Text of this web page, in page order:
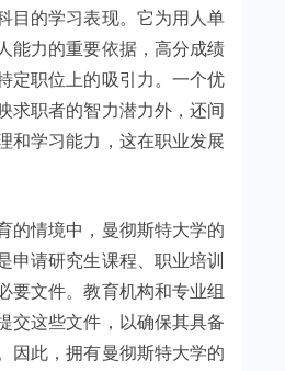
目的学习表现。它为用人单
能力的重要依据，高分成绩
定职位上的吸引力。一个优
求职者的智力潜力外，还间
和学习能力，这在职业发展
的情境中，曼彻斯特大学的
申请研究生课程、职业培训
要文件。教育机构和专业组
交这些文件，以确保其具备
因此，拥有曼彻斯特大学的